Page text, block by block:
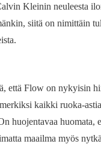
Kleinin neuleesta
siitä on nimittäin
että Flow on nykyisin
kaikki ruoka-
huojentavaa huomata,
maailma myös